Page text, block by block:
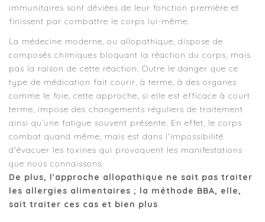
immunitaires sont déviées de leur fonction première et
finissent par combattre le corps lui-même.
La médecine moderne, ou allopathique, dispose de
composés chimiques bloquant la réaction du corps, mais
pas la raison de cette réaction. Outre le danger que ce
type de médication fait courir, à terme, à des organes
comme le foie, cette approche, si elle est efficace à court
terme, impose des changements réguliers de traitement
ainsi qu’une fatigue souvent présente. En effet, le corps
combat quand même, mais est dans l'impossibilité
d'évacuer les toxines qui provoquent les manifestations
que nous connaissons.
De plus, l'approche allopathique ne sait pas traiter
les allergies alimentaires ; la méthode BBA, elle,
sait traiter ces cas et bien plus.